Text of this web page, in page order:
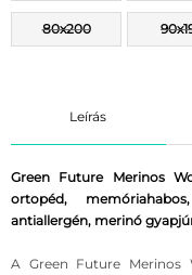
80x200
Leírás
Green Future Merinos
ortopéd,
antiallergén, merinó
A Green Future Merinos